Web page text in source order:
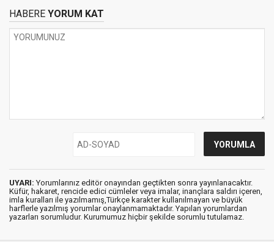
HABERE YORUM KAT
UYARI: Yorumlarınız editör onayından geçtikten sonra yayınlanacaktır.
Küfür, hakaret, rencide edici cümleler veya imalar, inançlara saldırı içeren,
imla kuralları ile yazılmamış,Türkçe karakter kullanılmayan ve büyük
harflerle yazılmış yorumlar onaylanmamaktadır. Yapılan yorumlardan
yazarları sorumludur. Kurumumuz hiçbir şekilde sorumlu tutulamaz.